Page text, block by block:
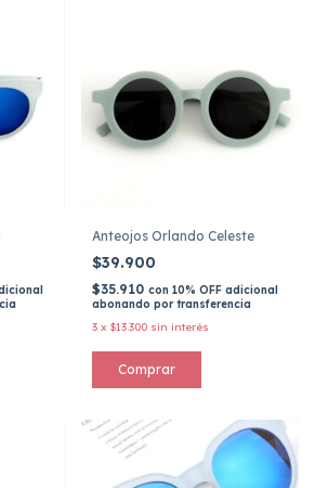
Anteojos Orlando Celeste
$39.900
$35.910 con 10% OFF adicional
abonando por transferencia
3 x $13.300 sin interés